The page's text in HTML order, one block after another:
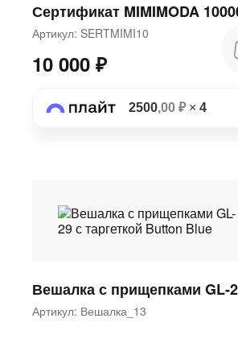
Сертификат MIMIMODA
Артикул: SERTMIMI10
10 000 ₽
2500,00 ₽× 4
Артикул: Вешалка_13